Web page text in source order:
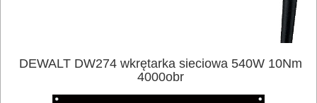
DEWALT DW274 wkrętarka sieciowa 540W 10Nm
4000obr